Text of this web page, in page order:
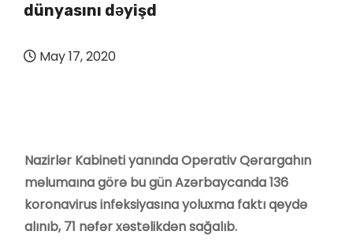
dünyasını dəyişd
May 17, 2020
Nazirlər Kabineti yanında Operativ Qərargahın
məlumaına görə bu gün Azərbaycanda 136
koronavirus infeksiyasına yoluxma faktı qeydə
alınıb, 71 nəfər xəstəlikdən sağalıb.